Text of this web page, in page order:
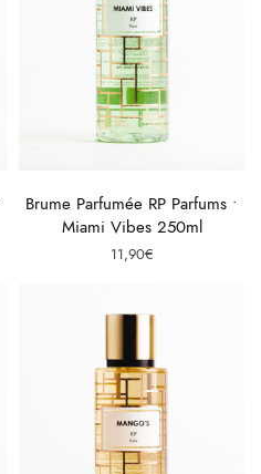
Ajouter au panier
Brume Parfumée RP Parfums •
Miami Vibes 250ml
11,90€